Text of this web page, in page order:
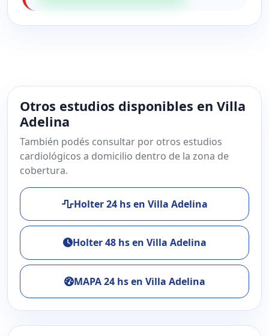
Otros estudios disponibles en Villa
Adelina
También podés consultar por otros estudios
cardiológicos a domicilio dentro de la zona de
cobertura.
Holter 24 hs en Villa Adelina
Holter 48 hs en Villa Adelina
MAPA 24 hs en Villa Adelina